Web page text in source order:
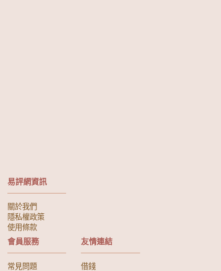
易評網資訊
關於我們
隱私權政策
使用條款
會員服務
常見問題
友情連結
借錢